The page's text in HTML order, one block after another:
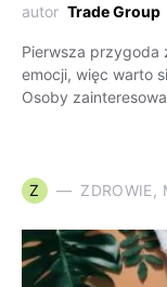
autor Trade Group
Pierwsza przygoda
emocji, więc warto
Osoby
Z ZDROWIE,